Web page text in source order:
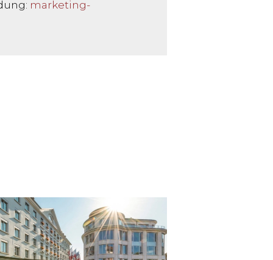
marketing-